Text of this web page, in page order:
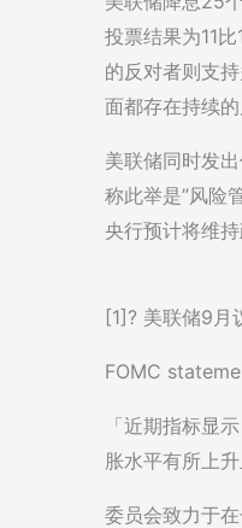
投票结果为11
的反对者则支
面都存在持续的
美联储同时发
称此举是”风险
央行预计将维持
[1]? 美联储9月
FOMC
「近期指标显
胀水平有所上升
委员会致力于